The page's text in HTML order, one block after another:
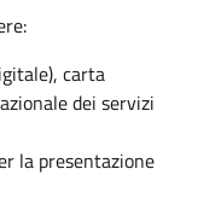
carta
dei servizi
la presentazione